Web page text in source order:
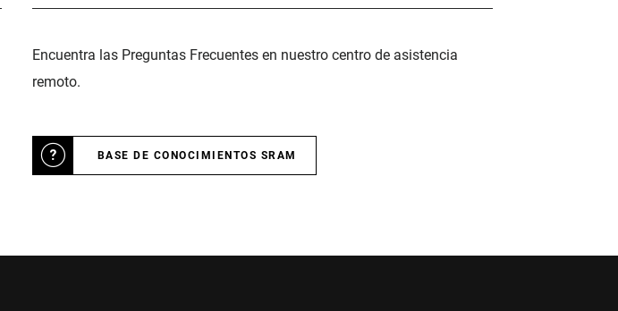
Encuentra las Preguntas Frecuentes en nuestro centro de asistencia
remoto.
BASE DE CONOCIMIENTOS SRAM